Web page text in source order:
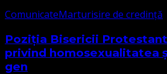
ComunicateMarturisire de credință
Poziția Bisericii
privind homosexualitatea
gen